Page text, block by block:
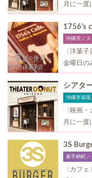
月に一度
1756’s
沖縄市／ス
〈洋菓
金曜日の
シアタ
沖縄市胡屋
〈映画
月に一度
3S
嘉手納町／
〈カフ